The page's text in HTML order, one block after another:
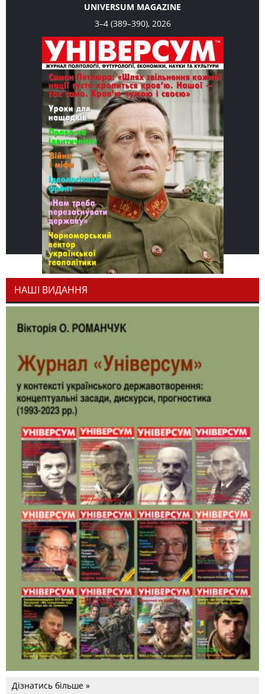
UNIVERSUM MAGAZINE
3–4 (389–390), 2026
НАШІ ВИДАННЯ
Дізнатись більше »